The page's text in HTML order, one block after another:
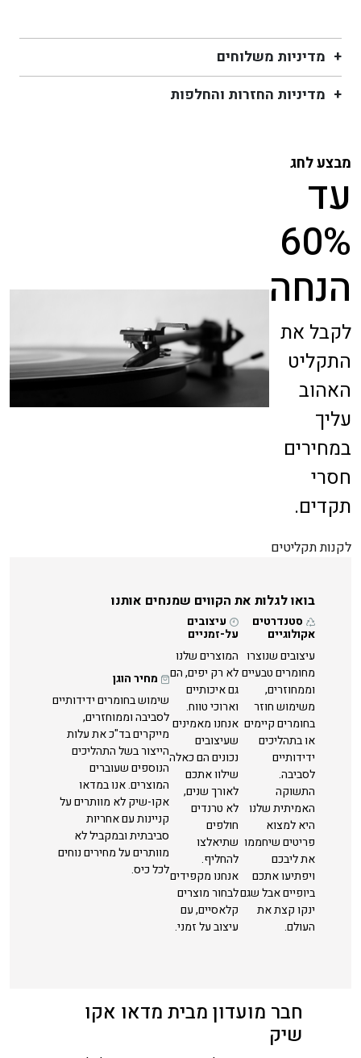
מדיניות משלוחים
מדיניות החזרות והחלפות
מבצע לחג
עד
60%
הנחה
לקבל את
התקליט
האהוב
עליך
במחירים
חסרי
תקדים.
לקנות תקליטים
בואו לגלות את הקווים שמנחים אותנו
סטנדרטים
אקולוגיים
עיצובים שנוצרו
מחומרים טבעיים
וממחוזרים,
משימוש חוזר
בחומרים קיימים
או בתהליכים
ידידותיים
לסביבה.
התשוקה
האמיתית שלנו
היא למצוא
פריטים שיחממו
את ליבכם
ויפתיעו אתכם
ביופיים אבל שגם
ינקו קצת את
העולם.
עיצובים
על-זמניים
המוצרים שלנו
לא רק יפים, הם
גם איכותיים
וארוכי טווח.
אנחנו מאמינים
שעיצובים
נכונים הם כאלה
שילוו אתכם
לאורך שנים,
לא טרנדים
חולפים
שתיאלצו
להחליף.
אנחנו מקפידים
לבחור מוצרים
קלאסיים, עם
עיצוב על זמני.
מחיר הוגן
שימוש בחומרים ידידותיים
לסביבה וממוחזרים,
מייקרים בד"כ את עלות
הייצור בשל התהליכים
הנוספים שעוברים
המוצרים. אנו במדאו
אקו-שיק לא מוותרים על
קניינות עם אחריות
סביבתית ובמקביל לא
מוותרים על מחירים נוחים
לכל כיס.
חבר מועדון מבית מדאו אקו
שיק